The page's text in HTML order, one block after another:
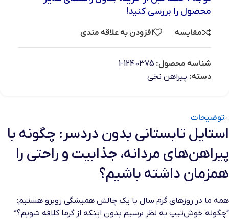
محصول را بررسی کنید!
مقایسه افزودن به علاقه مندی
شناسه محصول: 1240375-1
دسته: پیراهن نخی
توضیحات
استایل تابستانی بدون دردسر: چگونه با
پیراهن‌های مردانه، جذابیت و راحتی را
همزمان داشته باشیم؟
همه ما در روزهای گرم سال با یک چالش همیشگی روبرو هستیم:
“چگونه خوش‌تیپ به نظر برسیم بدون اینکه از گرما کلافه شویم؟”